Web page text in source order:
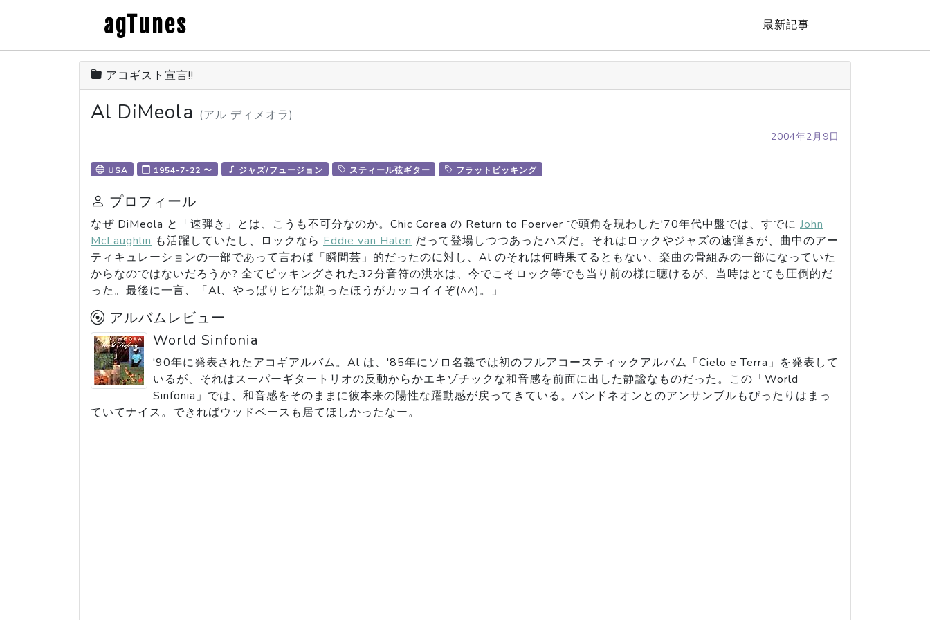
agTunes 最新記事
アコギスト宣言!!
Al DiMeola (アル ディメオラ)
2004年2月9日
USA 1954-7-22 〜 ジャズ/フュージョン スティール弦ギター フラットピッキング
プロフィール
なぜ DiMeola と「速弾き」とは、こうも不可分なのか。Chic Corea の Return to Foerver で頭角を現わした'70年代中盤では、すでに John
McLaughlin も活躍していたし、ロックなら Eddie van Halen だって登場しつつあったハズだ。それはロックやジャズの速弾きが、曲中のアー
ティキュレーションの一部であって言わば「瞬間芸」的だったのに対し、Al のそれは何時果てるともない、楽曲の骨組みの一部になっていた
からなのではないだろうか? 全てピッキングされた32分音符の洪水は、今でこそロック等でも当り前の様に聴けるが、当時はとても圧倒的だ
った。最後に一言、「Al、やっぱりヒゲは剃ったほうがカッコイイぞ(^^)。」
アルバムレビュー
World Sinfonia
'90年に発表されたアコギアルバム。Al は、'85年にソロ名義では初のフルアコースティックアルバム「Cielo e Terra」を発表して
いるが、それはスーパーギタートリオの反動からかエキゾチックな和音感を前面に出した静謐なものだった。この「World
Sinfonia」では、和音感をそのままに彼本来の陽性な躍動感が戻ってきている。バンドネオンとのアンサンブルもぴったりはまっ
ていてナイス。できればウッドベースも居てほしかったなー。